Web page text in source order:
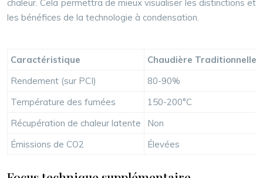
chaleur. Cela permettra de mieux visualiser les distinctions et
les bénéfices de la technologie à condensation.
Caractéristique
Chaudière Traditionnelle
Rendement (sur PCI)
80-90%
Température des fumées
150-200°C
Récupération de chaleur latente
Non
Émissions de CO2
Élevées